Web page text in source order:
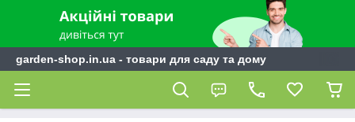
garden-shop.in.ua - товари для саду та дому